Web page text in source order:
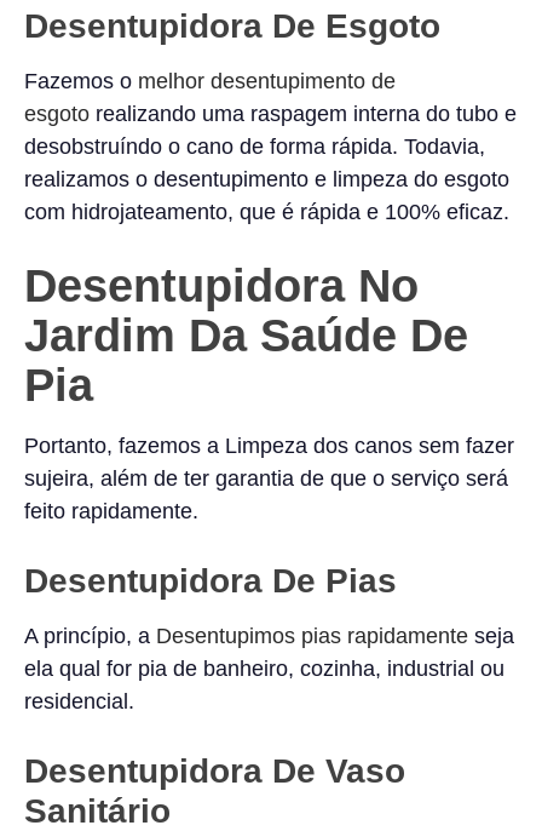
Desentupidora De Esgoto
Fazemos o melhor desentupimento de
esgoto realizando uma raspagem interna do tubo e
desobstruíndo o cano de forma rápida. Todavia,
realizamos o desentupimento e limpeza do esgoto
com hidrojateamento, que é rápida e 100% eficaz.
Desentupidora No
Jardim Da Saúde De
Pia
Portanto, fazemos a Limpeza dos canos sem fazer
sujeira, além de ter garantia de que o serviço será
feito rapidamente.
Desentupidora De Pias
A princípio, a Desentupimos pias rapidamente seja
ela qual for pia de banheiro, cozinha, industrial ou
residencial.
Desentupidora De Vaso
Sanitário